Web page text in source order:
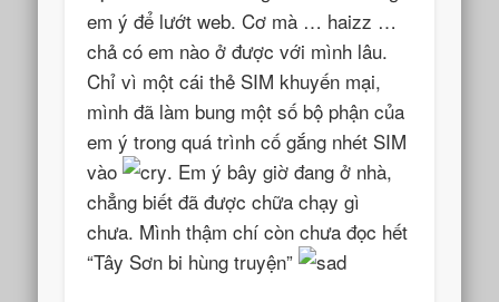
em ý để lướt web. Cơ mà … haizz …
chả có em nào ở được với mình lâu.
Chỉ vì một cái thẻ SIM khuyến mại,
mình đã làm bung một số bộ phận của
em ý trong quá trình cố gắng nhét SIM
vào
. Em ý bây giờ đang ở nhà,
chẳng biết đã được chữa chạy gì
chưa. Mình thậm chí còn chưa đọc hết
“Tây Sơn bi hùng truyện”